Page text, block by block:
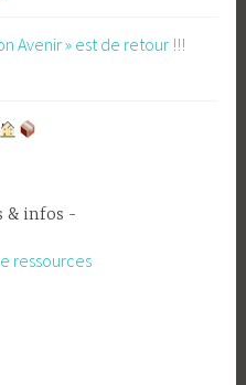
Avenir » est de retour !!!
& infos
ressources